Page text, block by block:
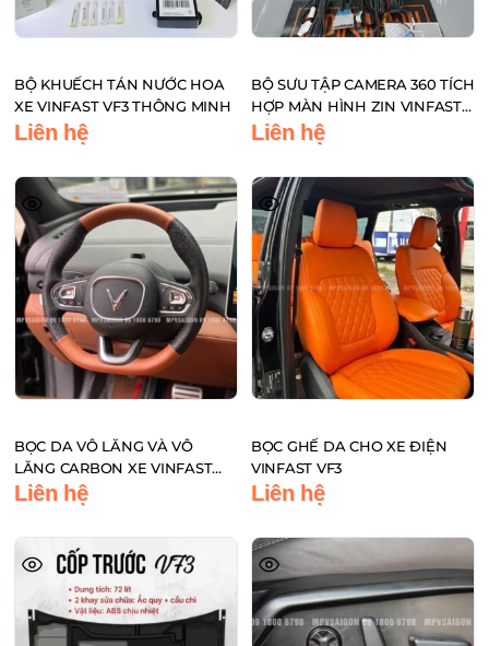
BỘ KHUẾCH TÁN NƯỚC HOA
XE VINFAST VF3 THÔNG MINH
Liên hệ
BỘ SƯU TẬP CAMERA 360 TÍCH
HỢP MÀN HÌNH ZIN VINFAST
VF3
Liên hệ
BỌC DA VÔ LĂNG VÀ VÔ
LĂNG CARBON XE VINFAST
VF3
Liên hệ
BỌC GHẾ DA CHO XE ĐIỆN
VINFAST VF3
Liên hệ